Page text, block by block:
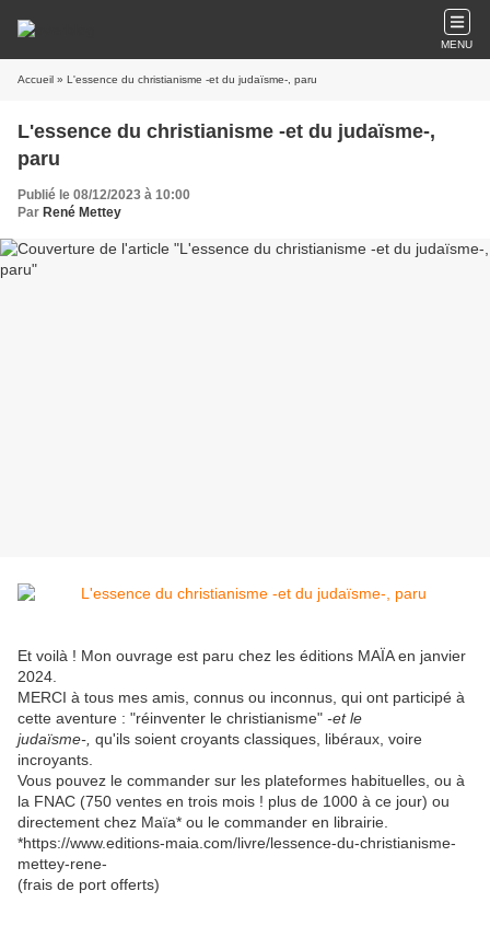
MENU
Accueil » L'essence du christianisme -et du judaïsme-, paru
L'essence du christianisme -et du judaïsme-,
paru
Publié le 08/12/2023 à 10:00
Par René Mettey
Et voilà ! Mon ouvrage est paru chez les éditions MAÏA en janvier
2024.
MERCI à tous mes amis, connus ou inconnus, qui ont participé à
cette aventure : "réinventer le christianisme" -et le
judaïsme-, qu'ils soient croyants classiques, libéraux, voire
incroyants.
Vous pouvez le commander sur les plateformes habituelles, ou à
la FNAC (750 ventes en trois mois ! plus de 1000 à ce jour) ou
directement chez Maïa* ou le commander en librairie.
*https://www.editions-maia.com/livre/lessence-du-christianisme-
mettey-rene-
(frais de port offerts)